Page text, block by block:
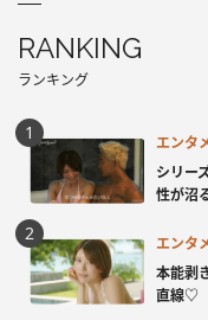
RANKING
ランキング
エンタ
シリー
性が沼
エンタ
本能剥
直線♡